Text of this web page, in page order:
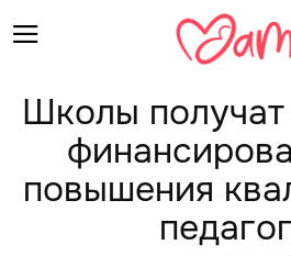
Школы получат
повышения